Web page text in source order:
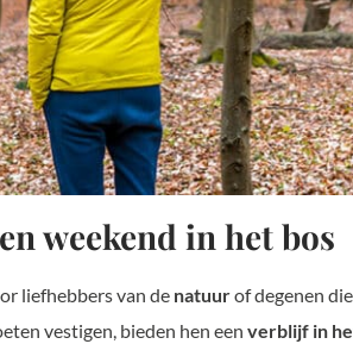
weekend in het bos
liefhebbers van de natuurof degenen
vestigen, bieden hen eenverblijf in